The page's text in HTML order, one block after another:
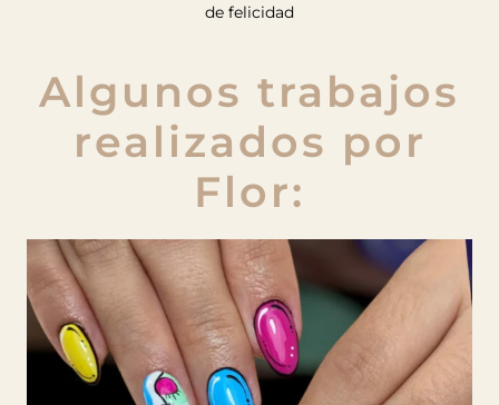
de felicidad
Algunos trabajos
realizados por
Flor: